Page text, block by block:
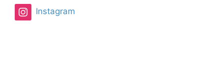
Instagram